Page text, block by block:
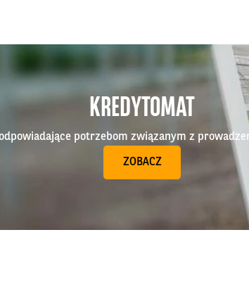
KREDYTOMAT
potrzebom związanym z
ZOBACZ